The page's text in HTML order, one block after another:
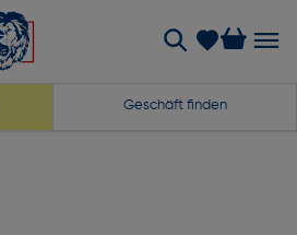
Geschäft finden